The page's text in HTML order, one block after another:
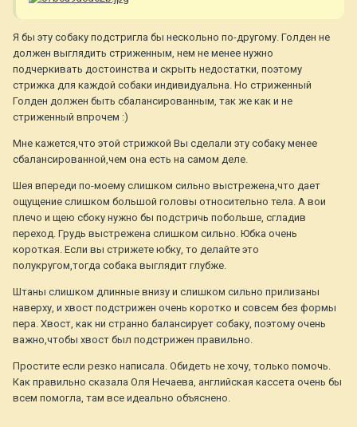
Я бы эту собаку подстригла бы нескольно по-другому. Голден не
должен выглядить стриженным, нем не менее нужно
подчеркивать достоинства и скрыть недостатки, поэтому
стрижка для каждой собаки индивидуальна. Но стриженный
Голден должен быть сбалансированным, так же как и не
стриженный впрочем :)
Мне кажется,что этой стрижкой Вы сделали эту собаку менее
сбалансированной,чем она есть на самом деле.
Шея впереди по-моему слишком сильно выстрежена,что дает
ощущение слишком большой головы относительно тела. А вои
плечо и щею сбоку нужно бы подстричь побольше, сгладив
переход. Грудь выстрежена слишком сильно. Юбка очень
короткая. Если вы стрижете юбку, то делайте это
полукругом,тогда собака выглядит глубже.
Штаны слишком длинные внизу и слишком сильно прилизаны
наверху, и хвост подстрижен очень коротко и совсем без формы
пера. Хвост, как ни странно балансирует собаку, поэтому очень
важно,чтобы хвост был подстрижен правильно.
Простите если резко написала. Обидеть не хочу, только помочь.
Как правильно сказала Оля Нечаева, английская кассета очень бы
всем помогла, там все идеально объяснено.